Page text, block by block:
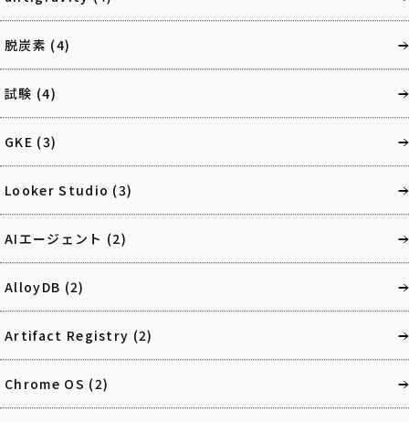
脱炭素 (4)
試験 (4)
GKE (3)
Looker Studio (3)
AIエージェント (2)
AlloyDB (2)
Artifact Registry (2)
Chrome OS (2)